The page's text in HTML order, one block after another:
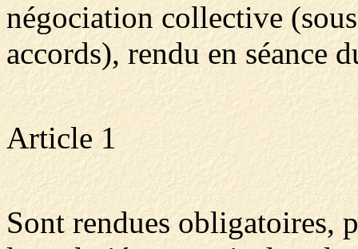
négociation collective
accords), rendu en séance
Article 1
Sont rendues obligatoires,